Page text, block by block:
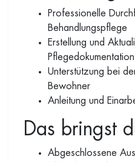
Professionelle
Behandlungspflege
Erstellung und
Pflegedokumentation
Unterstützung bei
Bewohner
Anleitung und
Das bringst
Abgeschlossene